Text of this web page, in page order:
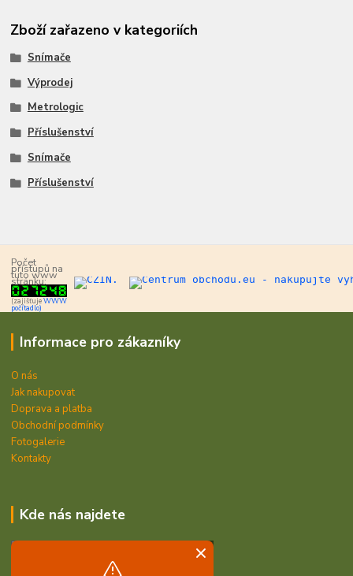
Zboží zařazeno v kategoriích
Snímače
Výprodej
Metrologic
Příslušenství
Snímače
Příslušenství
Počet
přístupů na
tuto www
stránku:
(zajišťujeWWW
počítadlo)
Informace pro zákazníky
O nás
Jak nakupovat
Doprava a platba
Obchodní podmínky
Fotogalerie
Kontakty
Kde nás najdete